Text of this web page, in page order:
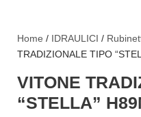
Home / IDRAULICI /
TRADIZIONALE TIPO
VITONE
“STELLA”